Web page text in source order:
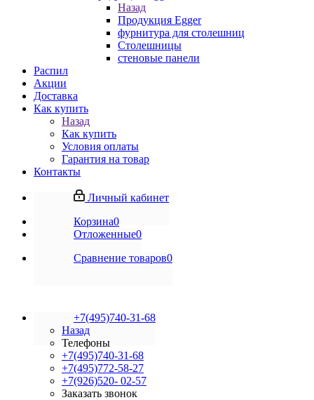
Назад
Продукция Egger
фурнитура для столешниц
Столешницы
стеновые панели
Распил
Акции
Доставка
Как купить
Назад
Как купить
Условия оплаты
Гарантия на товар
Контакты
Личный кабинет
Корзина0
Отложенные0
Сравнение товаров0
+7(495)740-31-68
Назад
Телефоны
+7(495)740-31-68
+7(495)772-58-27
+7(926)520- 02-57
Заказать звонок